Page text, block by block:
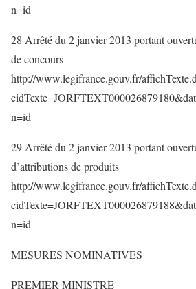
n=id
28 Arrêté du 2 janvier 2013 portant
de concours
http://www.legifrance.gouv.fr/
n=id
29 Arrêté du 2 janvier 2013 portant
d’attributions de produits
http://www.legifrance.gouv.fr/
n=id
MESURES NOMINATIVES
PREMIER MINISTRE